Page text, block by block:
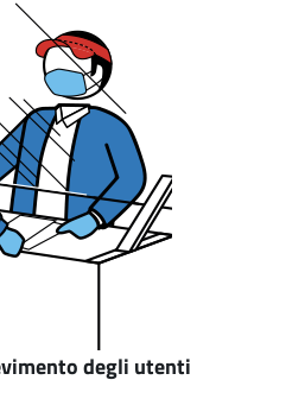
degli utenti